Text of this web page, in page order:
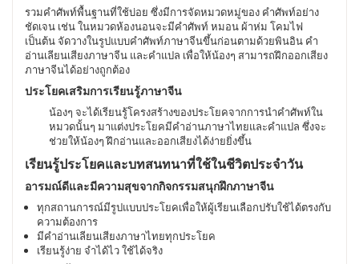
รวมคำศัพท์พื้นฐานที่ใช้บ่อย ซึ่งมีการจัดหมวดหมู่ของ คำศัพท์อย่าง
ชัดเจน เช่น ในหมวดห้องนอนจะมีคำศัพท์ หมอน ผ้าห่ม โคมไฟ
เป็นต้น จัดวางในรูปแบบคำศัพท์ภาษาจีนขึ้นก่อนตามด้วยพินอิน คำ
อ่านเลียนเสียงภาษาจีน และคำแปล เพื่อให้น้องๆ สามารถฝึกออกเสียง
ภาษาจีนได้อย่างถูกต้อง
ประโยคเสริมการเรียนรู้ภาษาจีน
น้องๆ จะได้เรียนรู้โครงสร้างของประโยคจากการนำคำศัพท์ใน
หมวดนั้นๆ มาแต่งประโยคมีคำอ่านภาษาไทยและคำแปล ซึ่งจะ
ช่วยให้น้องๆ ฝึกอ่านและออกเสียงได้ง่ายยิ่งขึ้น
เรียนรู้ประโยคและบทสนทนาที่ใช้ในชีวิตประจำวัน
อารมณ์ดีและมีความสุขจากกิจกรรมสนุกฝึกภาษาจีน
ทุกสถานการณ์มีรูปแบบประโยคเพื่อให้ผู้เรียนเลือกปรับใช้ได้ตรงกับ
ความต้องการ
มีคำอ่านเลียนเสียงภาษาไทยทุกประโยค
เรียนรู้ง่าย จำได้ไว ใช้ได้จริง